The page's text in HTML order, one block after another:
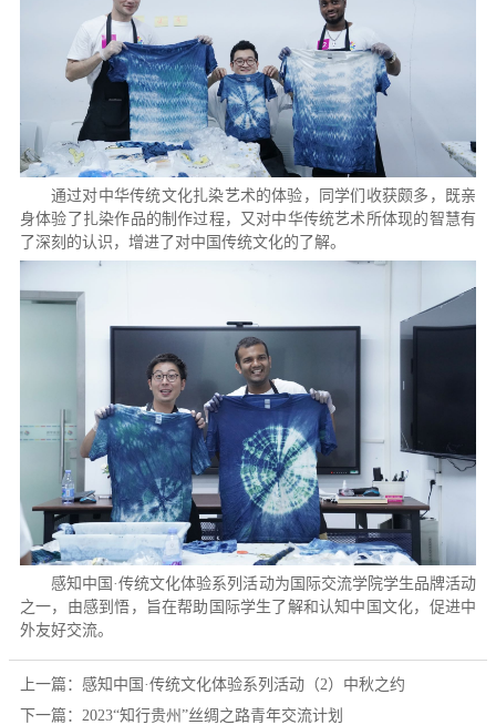
通过对中华传统文化扎染艺术的体验，同学们收获颇多，既亲
身体验了扎染作品的制作过程，又对中华传统艺术所体现的智慧有
了深刻的认识，增进了对中国传统文化的了解。
感知中国·传统文化体验系列活动为国际交流学院学生品牌活动
之一，由感到悟，旨在帮助国际学生了解和认知中国文化，促进中
外友好交流。
上一篇： 感知中国·传统文化体验系列活动（2）中秋之约
下一篇： 2023“知行贵州”丝绸之路青年交流计划